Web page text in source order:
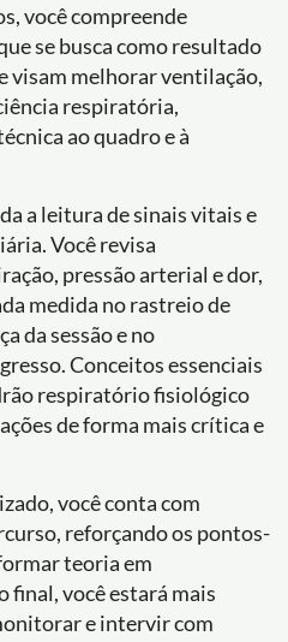
você compreende
se busca como resultado
visam melhorar ventilação,
respiratória,
ao quadro e à
a leitura de sinais vitais e
Você revisa
pressão arterial e dor,
medida no rastreio de
da sessão e no
Conceitos essenciais
respiratório fisiológico
de forma mais crítica e
você conta com
reforçando os pontos-
teoria em
final, você estará mais
e intervir com